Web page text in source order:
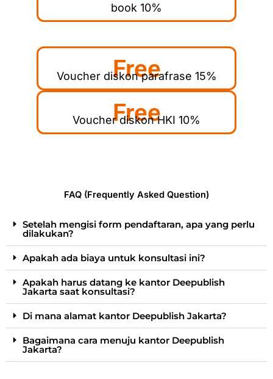
book 10%
Free
Voucher diskon parafrase 15%
Free
Voucher diskon HKI 10%
FAQ (Frequently Asked Question)
Setelah mengisi form pendaftaran, apa yang perlu
dilakukan?
Apakah ada biaya untuk konsultasi ini?
Apakah harus datang ke kantor Deepublish
Jakarta saat konsultasi?
Di mana alamat kantor Deepublish Jakarta?
Bagaimana cara menuju kantor Deepublish
Jakarta?